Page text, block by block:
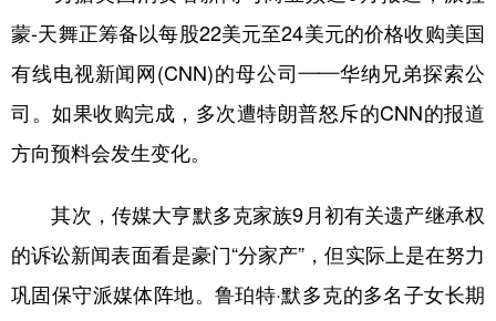
蒙-天舞正筹备以每股22美元至24美元的价格收购美国
有线电视新闻网(CNN)的母公司——华纳兄弟探索公
司。如果收购完成，多次遭特朗普怒斥的CNN的报道
方向预料会发生变化。
其次，传媒大亨默多克家族9月初有关遗产继承权
的诉讼新闻表面看是豪门“分家产”，但实际上是在努力
巩固保守派媒体阵地。鲁珀特·默多克的多名子女长期